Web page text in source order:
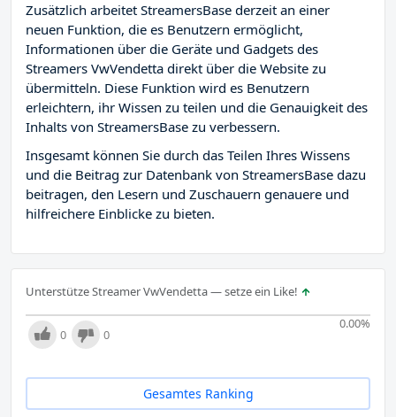
Zusätzlich arbeitet StreamersBase derzeit an einer
neuen Funktion, die es Benutzern ermöglicht,
Informationen über die Geräte und Gadgets des
Streamers VwVendetta direkt über die Website zu
übermitteln. Diese Funktion wird es Benutzern
erleichtern, ihr Wissen zu teilen und die Genauigkeit des
Inhalts von StreamersBase zu verbessern.
Insgesamt können Sie durch das Teilen Ihres Wissens
und die Beitrag zur Datenbank von StreamersBase dazu
beitragen, den Lesern und Zuschauern genauere und
hilfreichere Einblicke zu bieten.
Unterstütze Streamer VwVendetta — setze ein Like!
0.00%
0 0
Gesamtes Ranking